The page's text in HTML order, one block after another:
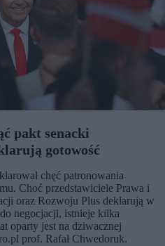
pakt senacki
gotowość
chęć patronowania
Choć przedstawiciele Prawa i
oraz Rozwoju Plus deklarują w
negocjacji, istnieje kilka
oparty jest na dziwacznej
prof. Rafał Chwedoruk.